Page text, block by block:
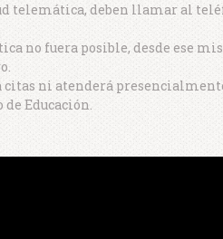
telemática, deben llamar al
no fuera posible, desde ese
ni atenderá
Educación.